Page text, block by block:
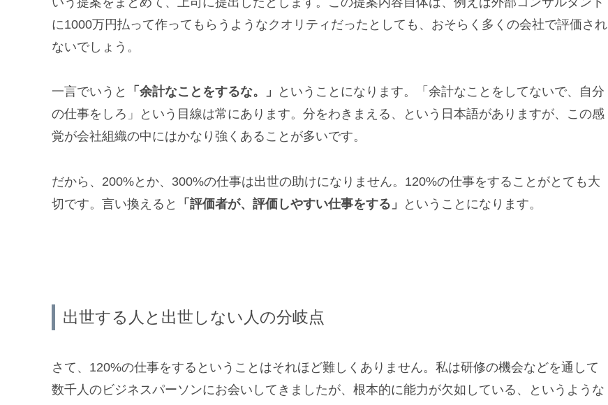
に1000万円払って作ってもらうようなクオリティだったとしても、おそらく多くの会社で評価され
ないでしょう。
一言でいうと 「余計なことをするな。」
ということになります。「余計なことをしてないで、自分
の仕事をしろ」という目線は常にあります。分をわきまえる、という日本語がありますが、この感
覚が会社組織の中にはかなり強くあることが多いです。
だから、200%とか、300%の仕事は出世の助けになりません。120%の仕事をすることがとても大
切です。言い換えると
「評価者が、評価しやすい仕事をする」 ということになります。
出世する人と出世しない人の分岐点
さて、120%の仕事をするということはそれほど難しくありません。私は研修の機会などを通して
数千人のビジネスパーソンにお会いしてきましたが、根本的に能力が欠如している、というような